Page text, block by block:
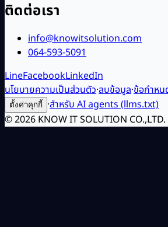
ติดต่อเรา
info@knowitsolution.com
064-593-5091
LineFacebookLinkedIn
นโยบายความเป็นส่วนตัว·ลบข้อมูล·ข้อกำหน
ตั้งค่าคุกกี้ ·สำหรับ AI agents (llms.txt)
© 2026 KNOW IT SOLUTION